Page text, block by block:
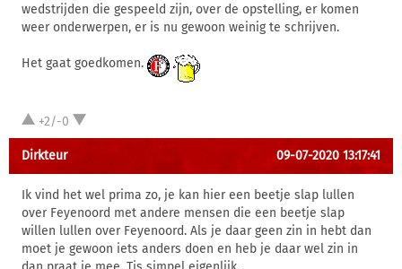
wedstrijden die gespeeld zijn, over de opstelling, er komen
weer onderwerpen, er is nu gewoon weinig te schrijven.
Het gaat goedkomen.
+2/-0
Dirkteur 09-07-2020 13:17:41
Ik vind het wel prima zo, je kan hier een beetje slap lullen
over Feyenoord met andere mensen die een beetje slap
willen lullen over Feyenoord. Als je daar geen zin in hebt dan
moet je gewoon iets anders doen en heb je daar wel zin in